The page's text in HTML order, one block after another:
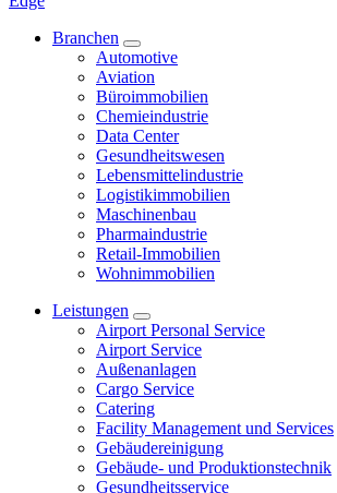
Branchen
Automotive
Aviation
Büroimmobilien
Chemieindustrie
Data Center
Gesundheitswesen
Lebensmittelindustrie
Logistikimmobilien
Maschinenbau
Pharmaindustrie
Retail-Immobilien
Wohnimmobilien
Leistungen
Airport Personal Service
Airport Service
Außenanlagen
Cargo Service
Catering
Facility Management und Services
Gebäudereinigung
Gebäude- und Produktionstechnik
Gesundheitsservice